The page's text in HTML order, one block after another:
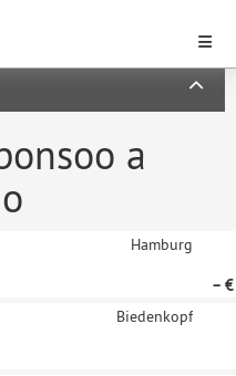
a
Hamburg
– €
Biedenkopf